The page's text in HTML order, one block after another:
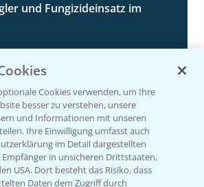
1:23
und Fungizideinsatz im
Cookies verwenden, um Ihre
besser zu verstehen, unsere
und Informationen mit unseren
Ihre Einwilligung umfasst auch
im Detail dargestellten
in unsicheren Drittstaaten,
USA. Dort besteht das Risiko, dass
Daten dem Zugriff durch